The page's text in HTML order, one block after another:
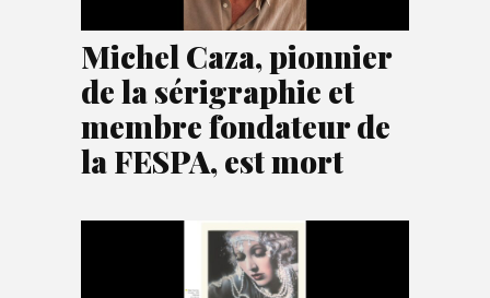
Michel Caza, pionnier
de la sérigraphie et
membre fondateur de
la FESPA, est mort